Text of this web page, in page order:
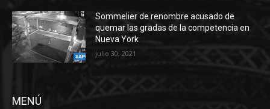
Sommelier de renombre acusado de
quemar las gradas de la competencia en
Nueva York
julio 30, 2021
MENÚ